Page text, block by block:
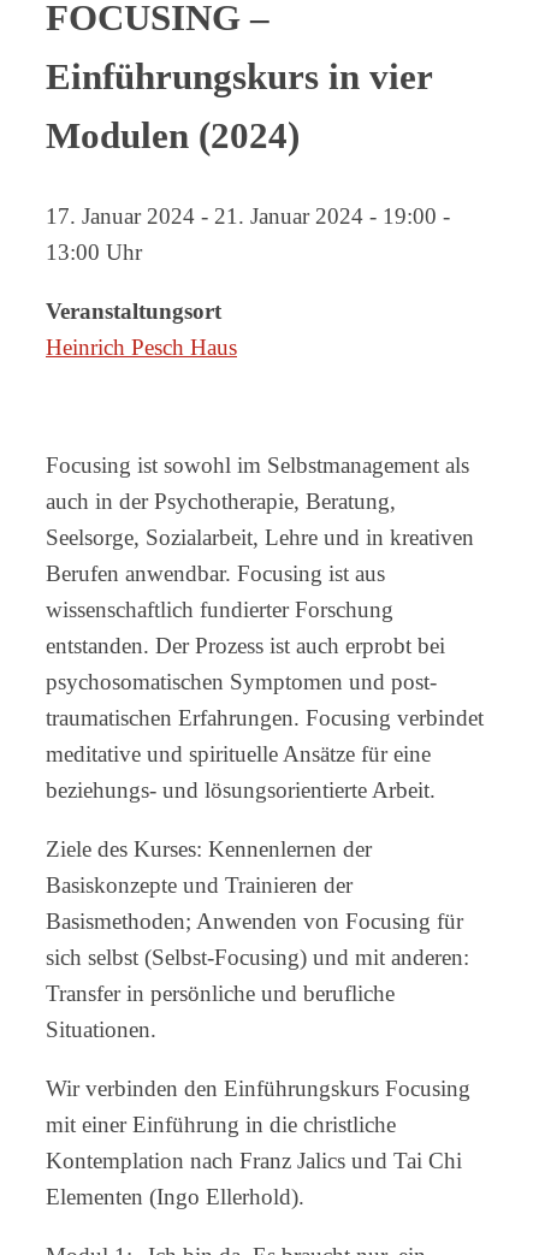
FOCUSING –
Einführungskurs in vier
Modulen (2024)
17. Januar 2024 - 21. Januar 2024 - 19:00 -
13:00 Uhr
Veranstaltungsort
Heinrich Pesch Haus
Focusing ist sowohl im Selbstmanagement als
auch in der Psychotherapie, Beratung,
Seelsorge, Sozialarbeit, Lehre und in kreativen
Berufen anwendbar. Focusing ist aus
wissenschaftlich fundierter Forschung
entstanden. Der Prozess ist auch erprobt bei
psychosomatischen Symptomen und post-
traumatischen Erfahrungen. Focusing verbindet
meditative und spirituelle Ansätze für eine
beziehungs- und lösungsorientierte Arbeit.
Ziele des Kurses: Kennenlernen der
Basiskonzepte und Trainieren der
Basismethoden; Anwenden von Focusing für
sich selbst (Selbst-Focusing) und mit anderen:
Transfer in persönliche und berufliche
Situationen.
Wir verbinden den Einführungskurs Focusing
mit einer Einführung in die christliche
Kontemplation nach Franz Jalics und Tai Chi
Elementen (Ingo Ellerhold).